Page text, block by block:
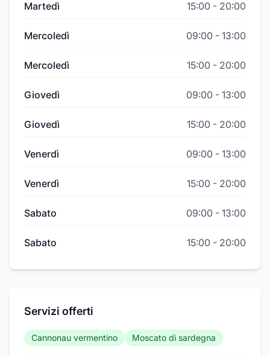
Martedì 15:00 - 20:00
Mercoledì 09:00 - 13:00
Mercoledì 15:00 - 20:00
Giovedì 09:00 - 13:00
Giovedì 15:00 - 20:00
Venerdì 09:00 - 13:00
Venerdì 15:00 - 20:00
Sabato 09:00 - 13:00
Sabato 15:00 - 20:00
Servizi offerti
Cannonau vermentino Moscato di sardegna